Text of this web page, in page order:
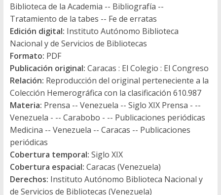
Biblioteca de la Academia -- Bibliografía --
Tratamiento de la tabes -- Fe de erratas
Edición digital: Instituto Autónomo Biblioteca
Nacional y de Servicios de Bibliotecas
Formato: PDF
Publicación original: Caracas : El Colegio : El Congreso
Relación: Reproducción del original perteneciente a la
Colección Hemerográfica con la clasificación 610.987
Materia: Prensa -- Venezuela -- Siglo XIX Prensa - --
Venezuela - -- Carabobo - -- Publicaciones periódicas
Medicina -- Venezuela -- Caracas -- Publicaciones
periódicas
Cobertura temporal: Siglo XIX
Cobertura espacial: Caracas (Venezuela)
Derechos: Instituto Autónomo Biblioteca Nacional y
de Servicios de Bibliotecas (Venezuela)